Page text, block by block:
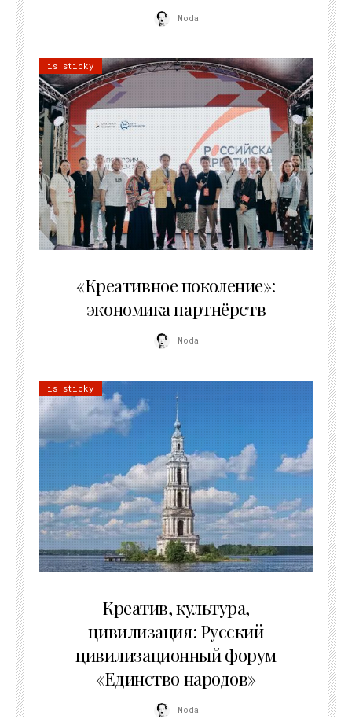
Moda
is sticky
«Креативное поколение»:
экономика партнёрств
Moda
is sticky
Креатив, культура,
цивилизация: Русский
цивилизационный форум
«Единство народов»
Moda